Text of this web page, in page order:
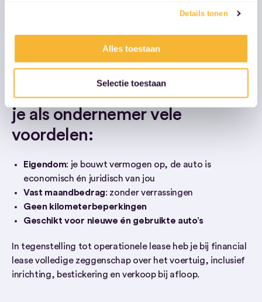
Details tonen
Alles toestaan
Selectie toestaan
Wat zijn de voordelen van
financial lease?
Een financial lease auto biedt
je als ondernemer vele
voordelen:
Eigendom: je bouwt vermogen op, de auto is
economisch én juridisch van jou
Vast maandbedrag: zonder verrassingen
Geen kilometerbeperkingen
Geschikt voor nieuwe én gebruikte auto’s
In tegenstelling tot operationele lease heb je bij financial
lease volledige zeggenschap over het voertuig, inclusief
inrichting, bestickering en verkoop bij afloop.